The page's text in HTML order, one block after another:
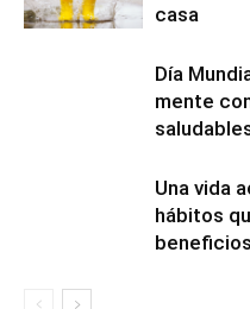
casa
Día
mente
Una vida
hábitos
beneficios